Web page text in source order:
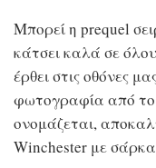
Μπορεί η prequel
κάτσει καλά σε
έρθει στις οθόνες
φωτογραφία από το
ονομάζεται,
Winchester με